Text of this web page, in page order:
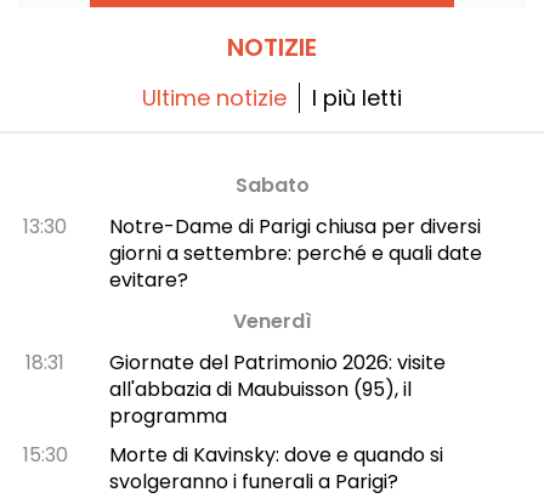
NOTIZIE
Ultime notizie I più letti
Sabato
13:30
Notre-Dame di Parigi chiusa per diversi
giorni a settembre: perché e quali date
evitare?
Venerdì
18:31
Giornate del Patrimonio 2026: visite
all'abbazia di Maubuisson (95), il
programma
15:30
Morte di Kavinsky: dove e quando si
svolgeranno i funerali a Parigi?